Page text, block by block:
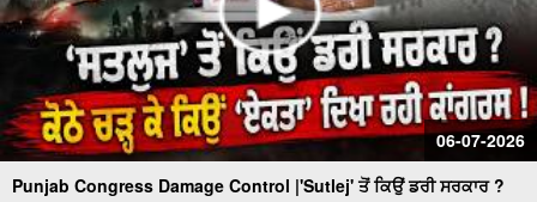
06-07-2026
Punjab Congress Damage Control |'Sutlej' ਤੋਂ ਕਿਉਂ ਡਰੀ ਸਰਕਾਰ ?